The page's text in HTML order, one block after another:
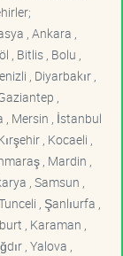
, Ankara ,
, Bitlis , Bolu ,
, Diyarbakır ,
,
, Mersin , İstanbul
, Kocaeli ,
, Mardin ,
, Samsun ,
, Şanlıurfa ,
, Karaman ,
, Yalova ,